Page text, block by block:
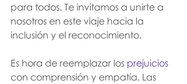
para todos. Te invitamos a unirte a
nosotros en este viaje hacia la
inclusión y el reconocimiento.
Es hora de reemplazar los prejuicios
con comprensión y empatía. Las